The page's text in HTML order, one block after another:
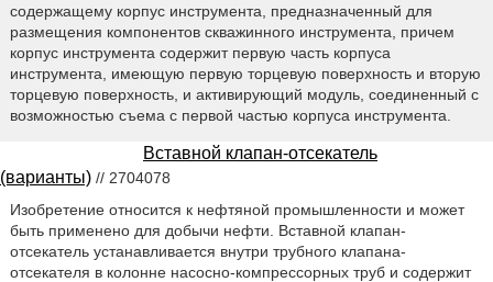
содержащему корпус инструмента, предназначенный для
размещения компонентов скважинного инструмента, причем
корпус инструмента содержит первую часть корпуса
инструмента, имеющую первую торцевую поверхность и вторую
торцевую поверхность, и активирующий модуль, соединенный с
возможностью съема с первой частью корпуса инструмента.
Вставной клапан-отсекатель
(варианты) // 2704078
Изобретение относится к нефтяной промышленности и может
быть применено для добычи нефти. Вставной клапан-
отсекатель устанавливается внутри трубного клапана-
отсекателя в колонне насосно-компрессорных труб и содержит